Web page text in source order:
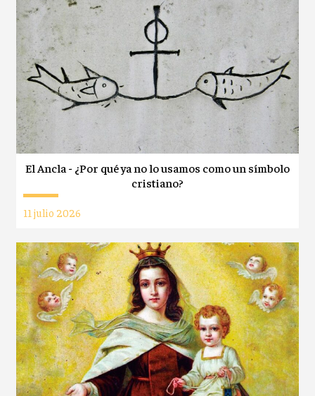
El Ancla - ¿Por qué ya no lo usamos como un símbolo
cristiano?
11 julio 2026